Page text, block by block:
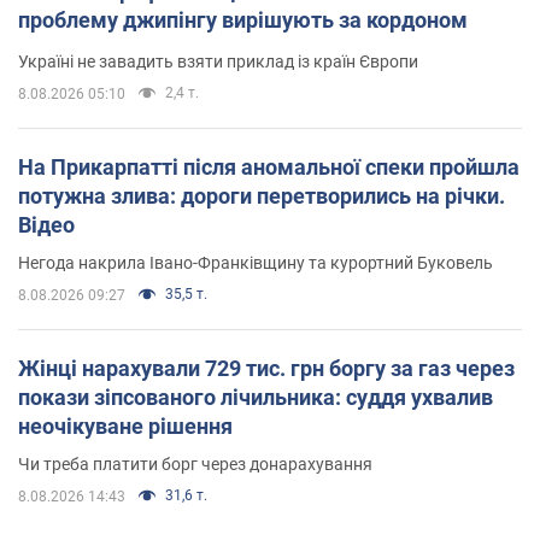
проблему джипінгу вирішують за кордоном
Україні не завадить взяти приклад із країн Європи
8.08.2026 05:10 2,4 т.
На Прикарпатті після аномальної спеки пройшла
потужна злива: дороги перетворились на річки.
Відео
Негода накрила Івано-Франківщину та курортний Буковель
8.08.2026 09:27 35,5 т.
Жінці нарахували 729 тис. грн боргу за газ через
покази зіпсованого лічильника: суддя ухвалив
неочікуване рішення
Чи треба платити борг через донарахування
8.08.2026 14:43 31,6 т.